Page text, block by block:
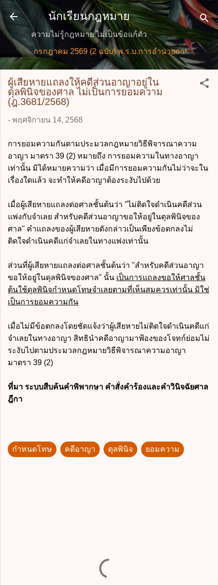
ข้ามไปที่เนื้อหาหลัก
นักเรียนกฎหมาย
ความไม่รู้กฎหมาย ไม่เป็นข้อแก้ตัว
ใหม่ กรกฎาคม 2569 (2 ฉบับ) พ.ร.บ.การอำนวยการความสะด
ผู้เสียหายแถลงให้คดีส่วนอาญาอยู่ใน
ดุลพินิจของศาล ไม่เป็นการยอมความ
(ฎ.3681/2568)
- พฤศจิกายน 14, 2568
การยอมความกันตามประมวลกฎหมายวิธีพิจารณาความ
อาญา มาตรา 39 (2) หมายถึง การยอมความในทางอาญา
เท่านั้น มิได้หมายความว่า เมื่อมีการยอมความกันไม่ว่าจะใน
เรื่องใดแล้ว จะทำให้คดีอาญาต้องระงับไปด้วย
เมื่อผู้เสียหายแถลงต่อศาลชั้นต้นว่า "ไม่ติดใจดำเนินคดีส่วน
แพ่งกับจำเลย สำหรับคดีส่วนอาญาขอให้อยู่ในดุลพินิจของ
ศาล" คำแถลงของผู้เสียหายดังกล่าวเป็นเพียงข้อตกลงไม่
ติดใจดำเนินคดีแก่จำเลยในทางแพ่งเท่านั้น
ส่วนที่ผู้เสียหายแถลงต่อศาลชั้นต้นว่า "สำหรับคดีส่วนอาญา
ขอให้อยู่ในดุลพินิจของศาล" นั้น เป็นการแถลงขอให้ศาลชั้น
ต้นใช้ดุลพินิจกำหนดโทษจำเลยตามที่เห็นสมควรเท่านั้น มิใช่
เป็นการยอมความกัน
เมื่อไม่มีข้อตกลงโดยชัดแจ้งว่าผู้เสียหายไม่ติดใจดำเนินคดีแก่
จำเลยในทางอาญา สิทธินำคดีอาญามาฟ้องของโจทก์ย่อมไม่
ระงับไปตามประมวลกฎหมายวิธีพิจารณาความอาญา
มาตรา 39 (2)
ที่มา ระบบสืบค้นคำพิพากษา คำสั่งคำร้องและคำวินิจฉัยศาล
ฎีกา
กำหนดโทษ คดีอาญา ดุลพินิจ ยอมความ